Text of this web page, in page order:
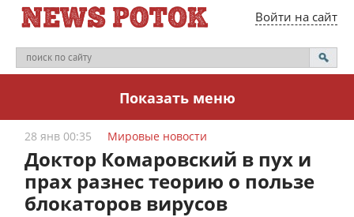
Войти на сайт
Показать меню
28 янв 00:35 Мировые новости
Доктор Комаровский в пух и
прах разнес теорию о пользе
блокаторов вирусов